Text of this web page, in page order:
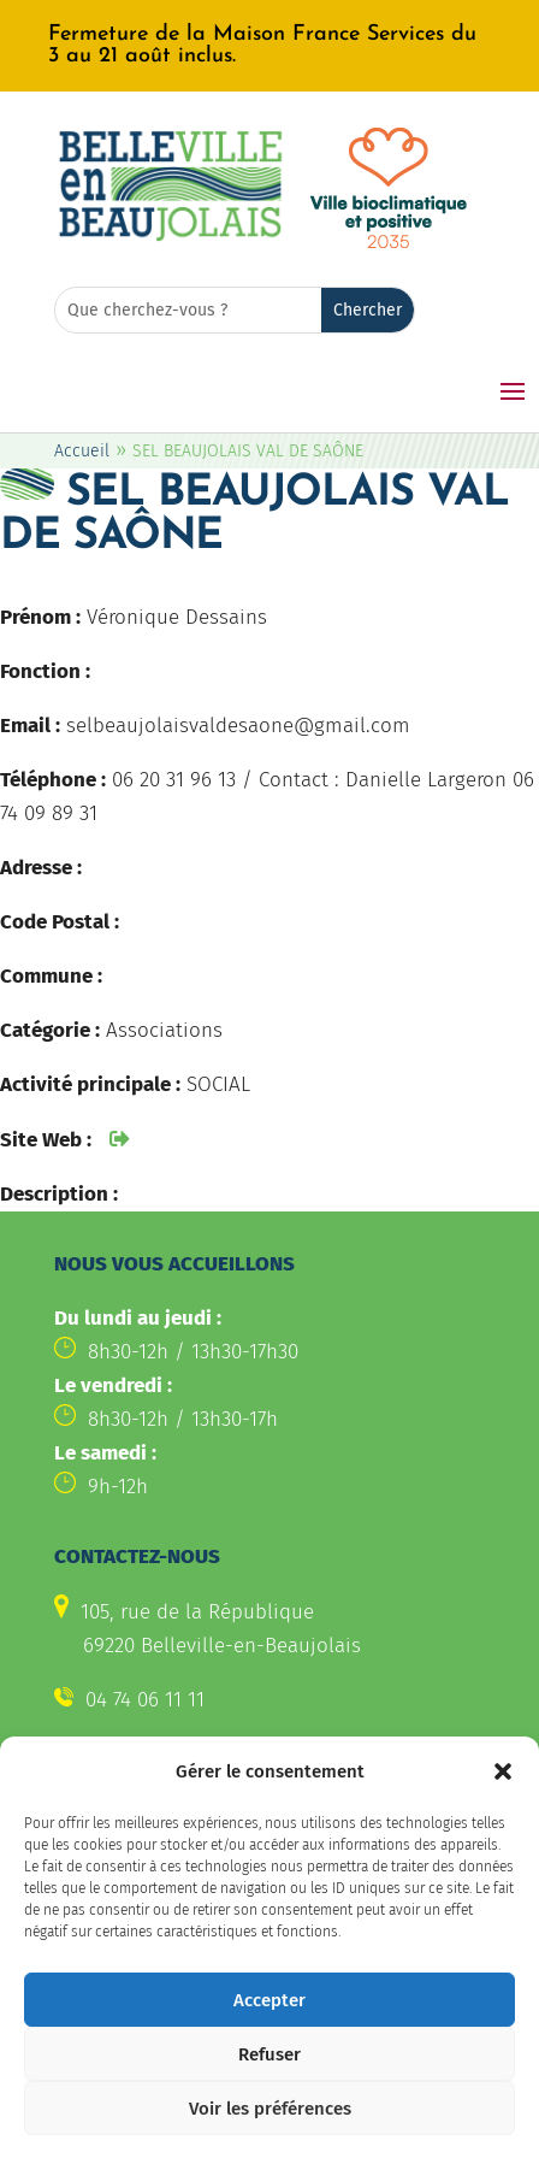
Gérer le consentement
Pour offrir les meilleures expériences, nous utilisons des technologies telles
que les cookies pour stocker et/ou accéder aux informations des appareils.
Le fait de consentir à ces technologies nous permettra de traiter des données
telles que le comportement de navigation ou les ID uniques sur ce site. Le fait
de ne pas consentir ou de retirer son consentement peut avoir un effet
négatif sur certaines caractéristiques et fonctions.
Accepter
Refuser
Voir les préférences
Fermeture de la Maison France Services du
3 au 21 août inclus.
Rechercher:
Search
for...
Accueil» SEL BEAUJOLAIS VAL DE SAÔNE
SEL BEAUJOLAIS VAL
DE SAÔNE
Prénom : Véronique Dessains
Fonction :
Email : selbeaujolaisvaldesaone@gmail.com
Téléphone : 06 20 31 96 13 / Contact : Danielle Largeron 06
74 09 89 31
Adresse :
Code Postal :
Commune :
Catégorie : Associations
Activité principale : SOCIAL
Site Web :
Description :
NOUS VOUS ACCUEILLONS
Du lundi au jeudi :
8h30-12h / 13h30-17h30
Le vendredi :
8h30-12h / 13h30-17h
Le samedi :
9h-12h
CONTACTEZ-NOUS
105, rue de la République
69220 Belleville-en-Beaujolais
04 74 06 11 11
CONTACTEZ-NOUS
Télécharger l'appli Belleville
sur votre smartphone
Instagram